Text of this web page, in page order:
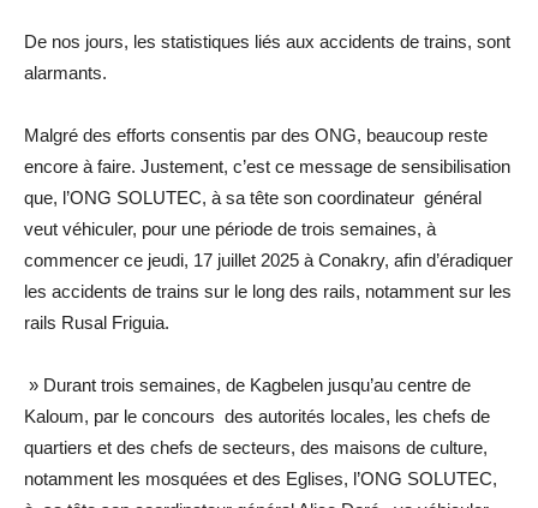
De nos jours, les statistiques liés aux accidents de trains, sont
alarmants.
Malgré des efforts consentis par des ONG, beaucoup reste
encore à faire. Justement, c’est ce message de sensibilisation
que, l’ONG SOLUTEC, à sa tête son coordinateur général
veut véhiculer, pour une période de trois semaines, à
commencer ce jeudi, 17 juillet 2025 à Conakry, afin d’éradiquer
les accidents de trains sur le long des rails, notamment sur les
rails Rusal Friguia.
» Durant trois semaines, de Kagbelen jusqu’au centre de
Kaloum, par le concours des autorités locales, les chefs de
quartiers et des chefs de secteurs, des maisons de culture,
notamment les mosquées et des Eglises, l’ONG SOLUTEC,